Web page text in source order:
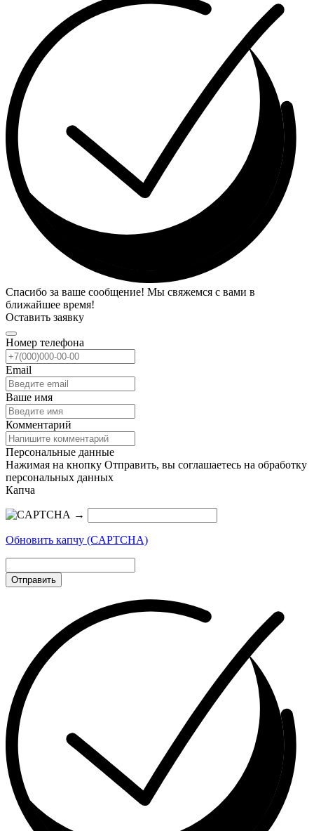
Спасибо за ваше сообщение! Мы свяжемся с вами в
ближайшее время!
Оставить заявку
Номер телефона
Email
Ваше имя
Комментарий
Персональные данные
Нажимая на кнопку Отправить, вы соглашаетесь на обработку
персональных данных
Капча
→
Обновить капчу (CAPTCHA)
Отправить